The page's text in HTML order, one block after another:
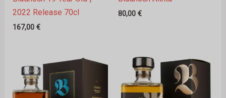
2022 Release 70cl
167,00 €
80,00 €